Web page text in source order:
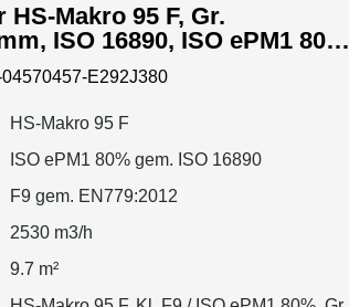
Makro 95 F, Gr.
ISO 16890, ISO ePM1 80%,
Stahl, Dichtung: einseitig,
E292J380
HS-Makro 95 F
ISO ePM1 80% gem. ISO 16890
F9 gem. EN779:2012
2530 m3/h
9.7 m²